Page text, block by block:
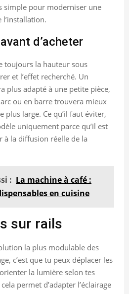
simple pour moderniser une
l’installation.
d’acheter
toujours la hauteur sous
et l’effet recherché. Un
plus adapté à une petite pièce,
ou en barre trouvera mieux
plus large. Ce qu’il faut éviter,
uniquement parce qu’il est
à la diffusion réelle de la
: La machine à café :
en cuisine
sur rails
la plus modulable des
c’est que tu peux déplacer les
la lumière selon tes
permet d’adapter l’éclairage